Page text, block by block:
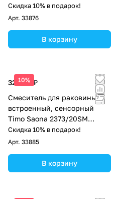
шлифованное
Скидка 10% в подарок!
Арт. 33876
В корзину
10%
32 896 ₽
Смеситель для раковины
встроенный, сенсорный
Timo Saona 2373/20SM
золото шлифованное
Скидка 10% в подарок!
Арт. 33885
В корзину